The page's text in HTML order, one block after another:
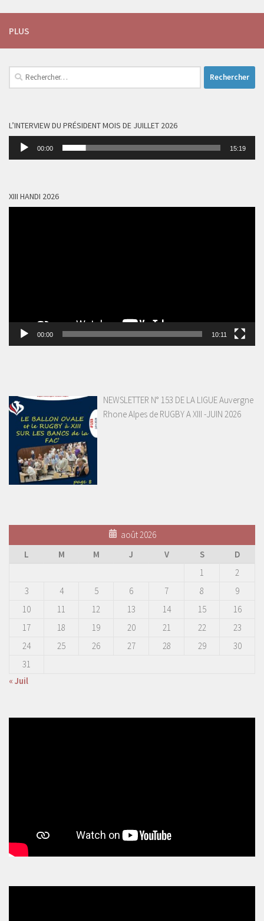
PLUS
Rechercher :
L’INTERVIEW DU PRÉSIDENT MOIS DE JUILLET 2026
Lecteur
00:00 15:19
XIII HANDI 2026
00:00 10:11
NEWSLETTER N° 153 DE LA LIGUE Auvergne
Rhone Alpes de RUGBY A XIII -JUIN 2026
août 2026
L
M M J V S
D
1
2
3
4 5 6 7 8
9
10
11 12 13 14 15
16
17
18 19 20 21 22
23
24
25 26 27 28 29
30
31
« Juil